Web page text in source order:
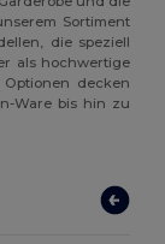
Sortiment
die speziell
als hochwertige
decken
Ware bis hin zu